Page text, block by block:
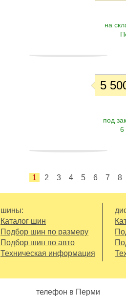
на
5
под
6
1 2 3 4 5 6 7 8
шины:
Каталог шин
Подбор шин по размеру
Подбор шин по авто
Техническая информация
телефон в Перми